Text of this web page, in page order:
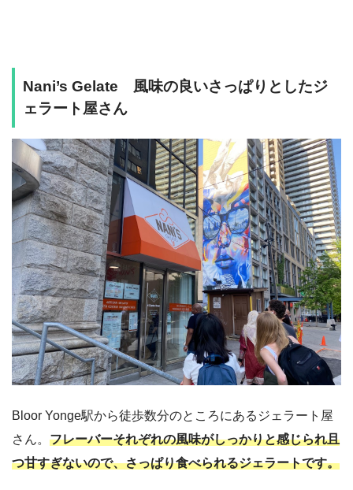
Nani’s Gelate 風味の良いさっぱりとしたジ
ェラート屋さん
Bloor Yonge駅から徒歩数分のところにあるジェラート屋
さん。 フレーバーそれぞれの風味がしっかりと感じられ且
つ甘すぎないので、さっぱり食べられるジェラートです。